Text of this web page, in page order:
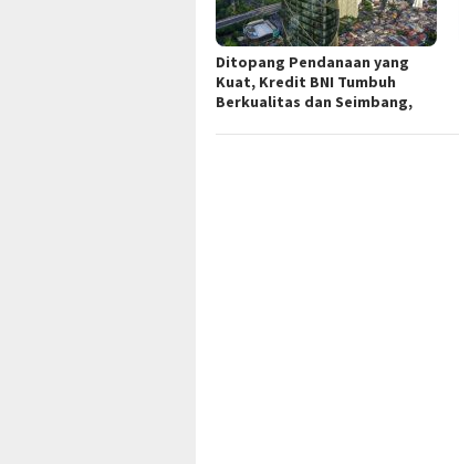
Ditopang Pendanaan yang
Kuat, Kredit BNI Tumbuh
Berkualitas dan Seimbang,